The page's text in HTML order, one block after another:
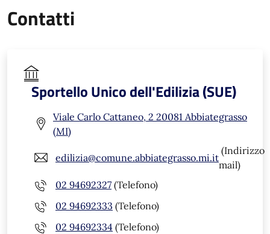
Contatti
Sportello Unico dell'Edilizia (SUE)
Viale Carlo Cattaneo, 2 20081 Abbiategrasso
(MI)
edilizia@comune.abbiategrasso.mi.it
(Indirizzo
mail)
02 94692327 (Telefono)
02 94692333 (Telefono)
02 94692334 (Telefono)